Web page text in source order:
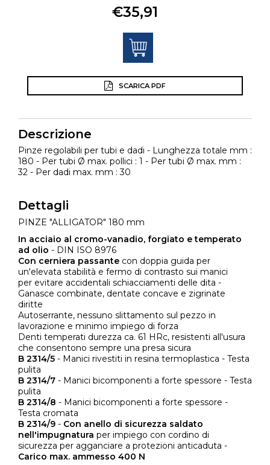
€35,91
SCARICA PDF
Descrizione
Pinze regolabili per tubi e dadi - Lunghezza totale mm :
180 - Per tubi Ø max. pollici : 1 - Per tubi Ø max. mm :
32 - Per dadi max. mm : 30
Dettagli
PINZE "ALLIGATOR" 180 mm
In acciaio al cromo-vanadio, forgiato e temperato
ad olio - DIN ISO 8976
Con cerniera passante con doppia guida per
un'elevata stabilità e fermo di contrasto sui manici
per evitare accidentali schiacciamenti delle dita -
Ganasce combinate, dentate concave e zigrinate
diritte
Autoserrante, nessuno slittamento sul pezzo in
lavorazione e minimo impiego di forza
Denti temperati durezza ca. 61 HRc, resistenti all'usura
che consentono sempre una presa sicura
B 2314/5 - Manici rivestiti in resina termoplastica - Testa
pulita
B 2314/7 - Manici bicomponenti a forte spessore - Testa
pulita
B 2314/8 - Manici bicomponenti a forte spessore -
Testa cromata
B 2314/9 - Con anello di sicurezza saldato
nell'impugnatura per impiego con cordino di
sicurezza per agganciare a protezioni anticaduta -
Carico max. ammesso 400 N